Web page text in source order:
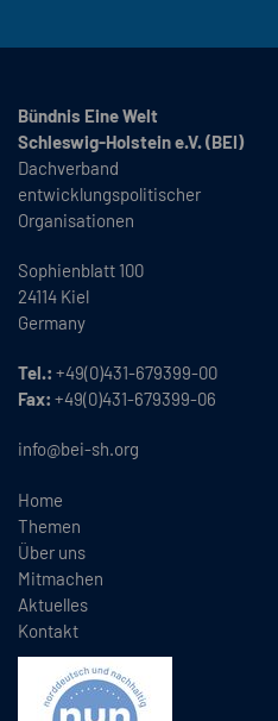
Bündnis Eine Welt
Schleswig-Holstein e.V. (BEI)
Dachverband
entwicklungspolitischer
Organisationen
Sophienblatt 100
24114 Kiel
Germany
Tel.: +49(0)431-679399-00
Fax: +49(0)431-679399-06
info@bei-sh.org
Home
Themen
Über uns
Mitmachen
Aktuelles
Kontakt